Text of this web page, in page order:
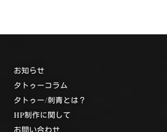
お知らせ
タトゥーコラム
タトゥー/刺青とは？
HP制作に関して
お問い合わせ